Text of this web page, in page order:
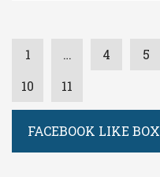
1 … 4 5
10
11
FACEBOOK LIKE BOX